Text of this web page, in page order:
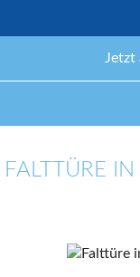
Jetzt
FALTTÜRE